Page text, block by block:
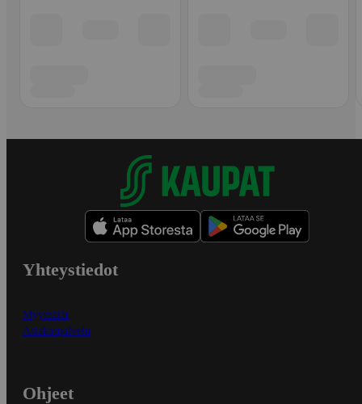
Yhteystiedot
Myymälät
Asiakaspalvelu
Ohjeet